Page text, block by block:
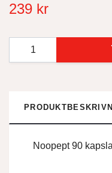
239 kr
Noopept 90